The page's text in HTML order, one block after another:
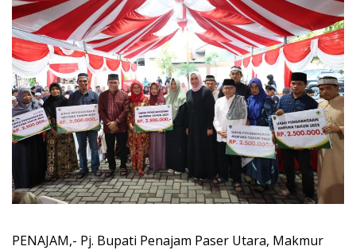
PENAJAM,- Pj. Bupati Penajam Paser Utara, Makmur